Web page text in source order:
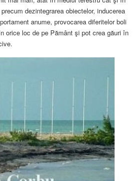
dezintegrarea obiectelor, inducerea
anume, provocarea diferitelor boli
orice loc de pe Pământ şi pot crea găuri în